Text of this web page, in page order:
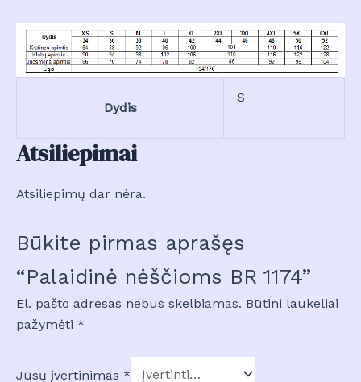
Dydis
S
Atsiliepimai
Atsiliepimų dar nėra.
Būkite pirmas aprašęs
“Palaidinė nėščioms BR 1174”
El. pašto adresas nebus skelbiamas. Būtini laukeliai
pažymėti *
Jūsų įvertinimas *